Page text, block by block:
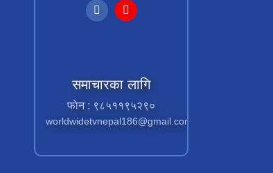
समाचारका लागि
फाेन : ९८५११९५२९०
worldwidetvnepal186@gmail.com